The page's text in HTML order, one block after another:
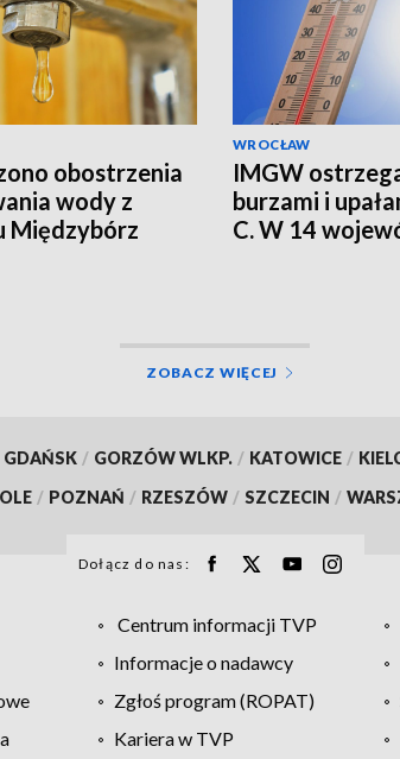
obostrzenia
wody z
Międzybórz
WROCŁAW
IMGW
burzami i
C. W 14
ZOBACZ WIĘCEJ
GDAŃSK / GORZÓW WLKP. / KATOWICE /
/ POZNAŃ / RZESZÓW / SZCZECIN /
Dołącz do nas:
Centrum informacji TVP
Informacje o nadawcy
Zgłoś program (ROPAT)
Kariera w TVP